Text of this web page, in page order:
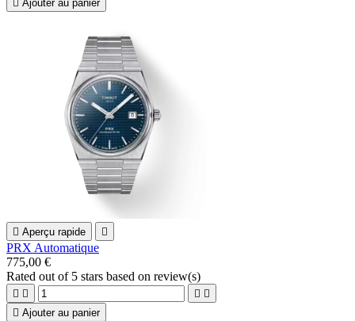
 Ajouter au panier
 Aperçu rapide 
PRX Automatique
775,00 €
Rated out of 5 stars based on review(s)
   
 Ajouter au panier